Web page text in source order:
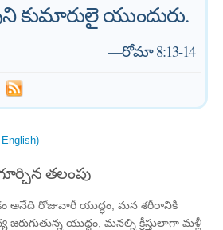
కుమారులై యుందురు.
—రోమా 8:13-14
తలంపు
అనేది రోజువారీ యుద్ధం, మన శరీరానికి
యుద్ధం, మనల్ని క్రీస్తులాగా మళ్లీ